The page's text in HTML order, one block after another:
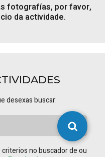
fotografías, por favor,
da actividade.
desexas buscar:
no buscador de ou